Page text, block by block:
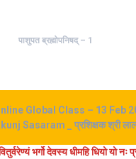
पाशुपत ब्रह्मोपनिषद् – 1
Global Class – 13 Feb
Sasaram _ प्रशिक्षक श्री लाल
भर्गो देवस्य धीमहि धियो यो नः